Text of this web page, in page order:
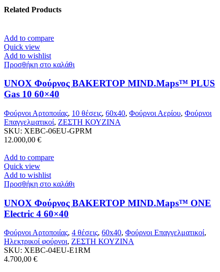
Related Products
Add to compare
Quick view
Add to wishlist
Προσθήκη στο καλάθι
UNOX Φούρνος BAKERTOP MIND.Maps™ PLUS
Gas 10 60×40
Φούρνοι Αρτοποιίας, 10 θέσεις, 60x40, Φούρνοι Αερίου, Φούρνοι
Επαγγελματικοί, ΖΕΣΤΗ ΚΟΥΖΙΝΑ
SKU: XEBC-06EU-GPRM
12.000,00 €
Add to compare
Quick view
Add to wishlist
Προσθήκη στο καλάθι
UNOX Φούρνος BAKERTOP MIND.Maps™ ONE
Electric 4 60×40
Φούρνοι Αρτοποιίας, 4 θέσεις, 60x40, Φούρνοι Επαγγελματικοί,
Ηλεκτρικοί φούρνοι, ΖΕΣΤΗ ΚΟΥΖΙΝΑ
SKU: XEBC-04EU-E1RM
4.700,00 €